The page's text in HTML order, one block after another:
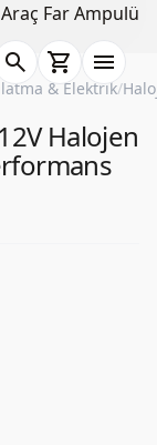
search shopping_cart menu
& Elektrik/
Halojen